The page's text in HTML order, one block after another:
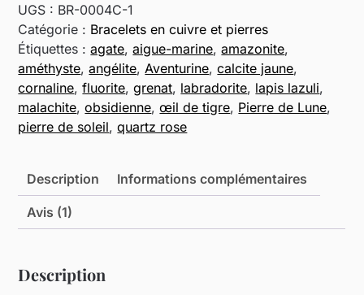
pierre
naturelle
et
cuivre
silverfilled
-
"Energie
UGS : BR-0004C-1
Catégorie : Bracelets en cuivre et pierres
Étiquettes :agate,aigue-marine,amazonite,
améthyste,angélite,Aventurine,calcite jaune,
cornaline,fluorite,grenat, labradorite, lapis lazuli,
malachite,obsidienne,œil de tigre, Pierre de Lune,
pierre de soleil,quartz rose
Description Informations complémentaires
Avis (1)
Description